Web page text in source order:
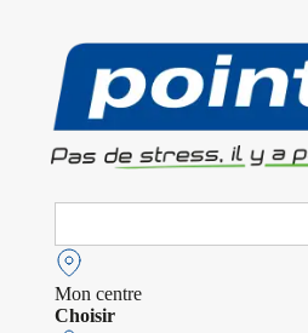
Search
Mon centre
Choisir